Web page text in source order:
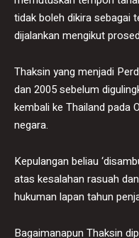
tidak boleh dikira sebagai
dijalankan mengikut
Thaksin yang menjadi
dan 2005 sebelum
kembali ke Thailand pada
negara.
Kepulangan beliau
atas kesalahan rasuah
hukuman lapan tahun
Bagaimanapun Thaksin